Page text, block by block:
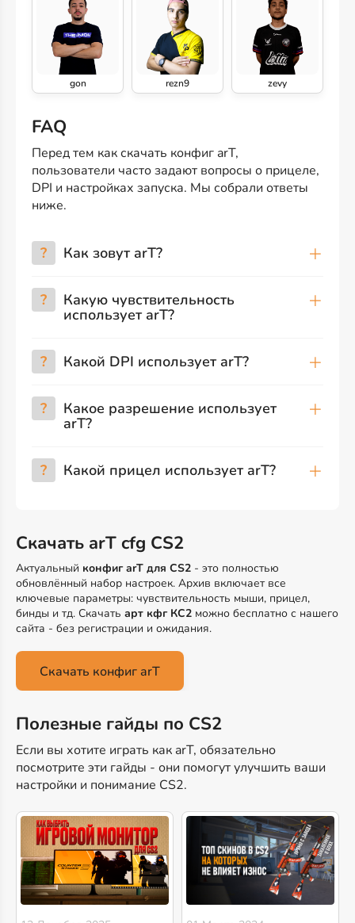
gon rezn9 zevy
FAQ
Перед тем как скачать конфиг arT,
пользователи часто задают вопросы о прицеле,
DPI и настройках запуска. Мы собрали ответы
ниже.
? Как зовут arT?
? Какую чувствительность
использует arT?
? Какой DPI использует arT?
? Какое разрешение использует
arT?
? Какой прицел использует arT?
Скачать arT cfg CS2
Актуальный конфиг arT для CS2 - это полностью
обновлённый набор настроек. Архив включает все
ключевые параметры: чувствительность мыши, прицел,
бинды и тд. Скачать арт кфг КС2 можно бесплатно с нашего
сайта - без регистрации и ожидания.
Скачать конфиг arT
Полезные гайды по CS2
Если вы хотите играть как arT, обязательно
посмотрите эти гайды - они помогут улучшить ваши
настройки и понимание CS2.